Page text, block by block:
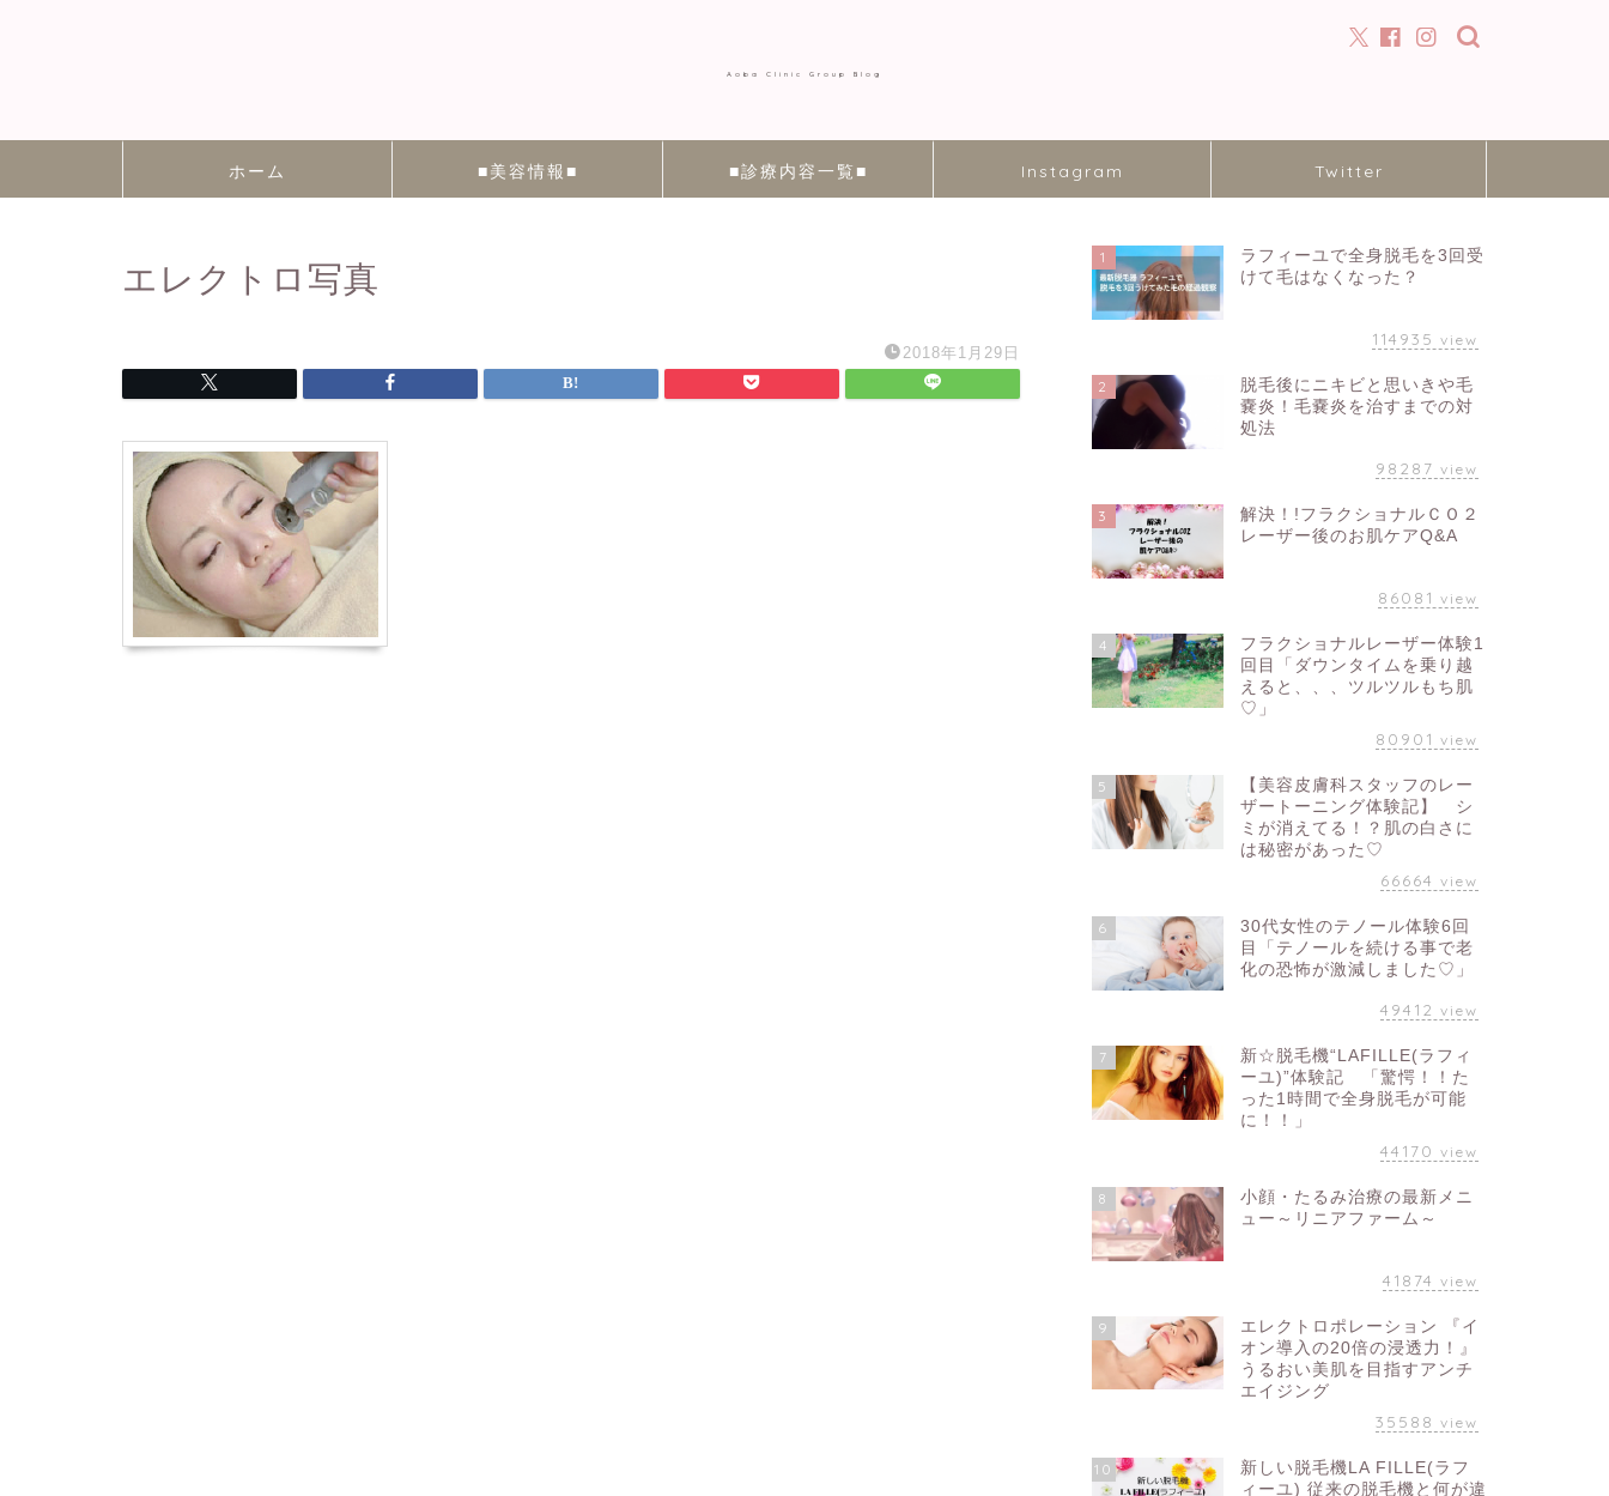
Aoba Clinic Group Blog
ホーム ■美容情報■ ■診療内容一覧■ Instagram Twitter
エレクトロ写真
2018年1月29日
1
ラフィーユで全身脱毛を3回受
けて毛はなくなった？
114935 view
2
脱毛後にニキビと思いきや毛
嚢炎！毛嚢炎を治すまでの対
処法
98287 view
3
解決！!フラクショナルＣＯ２
レーザー後のお肌ケアQ&A
86081 view
4
フラクショナルレーザー体験1
回目「ダウンタイムを乗り越
えると、、、ツルツルもち肌
♡」
80901 view
5
【美容皮膚科スタッフのレー
ザートーニング体験記】 シ
ミが消えてる！？肌の白さに
は秘密があった♡
66664 view
6
30代女性のテノール体験6回
目「テノールを続ける事で老
化の恐怖が激減しました♡」
49412 view
7
新☆脱毛機“LAFILLE(ラフィ
ーユ)”体験記 「驚愕！！た
った1時間で全身脱毛が可能
に！！」
44170 view
8
小顔・たるみ治療の最新メニ
ュー～リニアファーム～
41874 view
9
エレクトロポレーション 『イ
オン導入の20倍の浸透力！』
うるおい美肌を目指すアンチ
エイジング
35588 view
10
新しい脱毛機LA FILLE(ラフ
ィーユ) 従来の脱毛機と何が違